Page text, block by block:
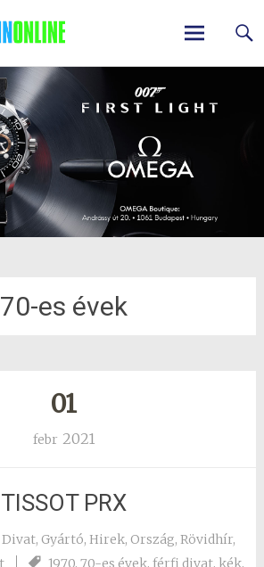
ÓraMagazinOnline
Skip
content
70-es évek
01
febr 2021
TISSOT PRX
Divat, Gyártó, Hirek, Ország, Rövidhír,
1970,70-es évek,férfi divat, kék,